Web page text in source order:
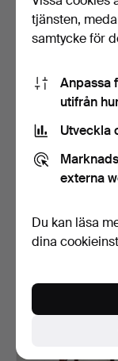
barockstil, 1900-
tjänsten,
samtycke för
Anpassa
utifrån
Utveckla
externa
Du kan läsa
dina